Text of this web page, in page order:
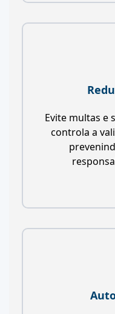
Evite multas e
controla a